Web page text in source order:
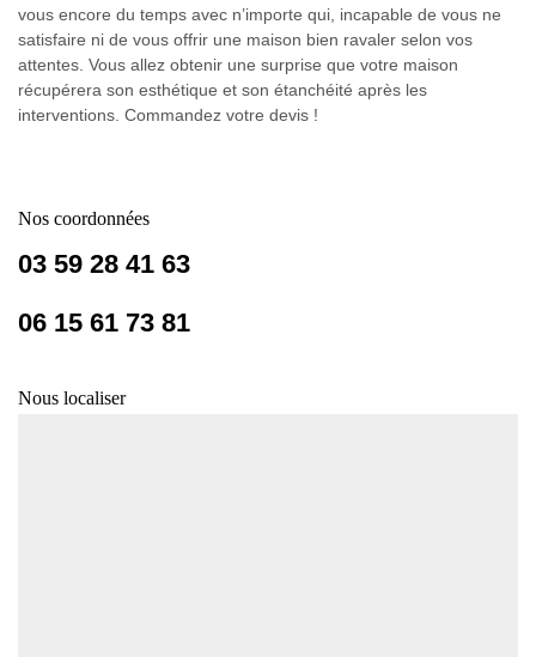
vous encore du temps avec n’importe qui, incapable de vous ne
satisfaire ni de vous offrir une maison bien ravaler selon vos
attentes. Vous allez obtenir une surprise que votre maison
récupérera son esthétique et son étanchéité après les
interventions. Commandez votre devis !
Nos coordonnées
03 59 28 41 63
06 15 61 73 81
Nous localiser